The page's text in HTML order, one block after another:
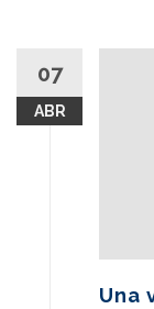
07
ABR
Una